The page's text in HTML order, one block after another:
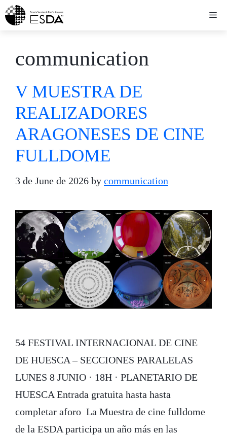
Skip
to
communication
V MUESTRA DE
REALIZADORES
ARAGONESES DE CINE
FULLDOME
3 de June de 2026 by communication
54 FESTIVAL INTERNACIONAL DE CINE
DE HUESCA – SECCIONES PARALELAS
LUNES 8 JUNIO · 18H · PLANETARIO DE
HUESCA Entrada gratuita hasta hasta
completar aforo La Muestra de cine fulldome
de la ESDA participa un año más en las